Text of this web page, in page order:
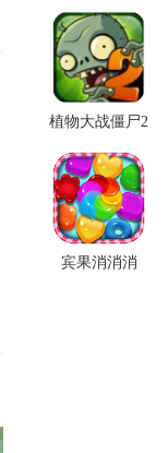
植物大战僵尸2
宾果消消消